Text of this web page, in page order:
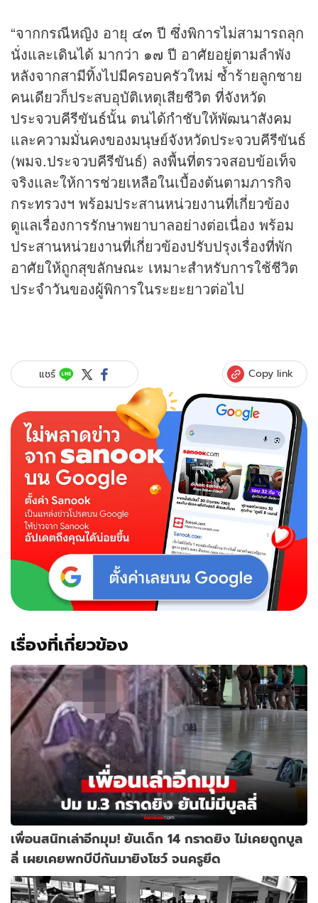
“จากกรณีหญิง อายุ ๔๓ ปี ซึ่งพิการไม่สามารถลุก
นั่งและเดินได้ มากว่า ๑๗ ปี อาศัยอยู่ตามลำพัง
หลังจากสามีทิ้งไปมีครอบครัวใหม่ ซ้ำร้ายลูกชาย
คนเดียวก็ประสบอุบัติเหตุเสียชีวิต ที่จังหวัด
ประจวบคีรีขันธ์นั้น ตนได้กำชับให้พัฒนาสังคม
และความมั่นคงของมนุษย์จังหวัดประจวบคีรีขันธ์
(พมจ.ประจวบคีรีขันธ์) ลงพื้นที่ตรวจสอบข้อเท็จ
จริงและให้การช่วยเหลือในเบื้องต้นตามภารกิจ
กระทรวงฯ พร้อมประสานหน่วยงานที่เกี่ยวข้อง
ดูแลเรื่องการรักษาพยาบาลอย่างต่อเนื่อง พร้อม
ประสานหน่วยงานที่เกี่ยวข้องปรับปรุงเรื่องที่พัก
อาศัยให้ถูกสุขลักษณะ เหมาะสำหรับการใช้ชีวิต
ประจำวันของผู้พิการในระยะยาวต่อไป
แชร์ Copy link
เรื่องที่เกี่ยวข้อง
เพื่อนสนิทเล่าอีกมุม! ยันเด็ก 14 กราดยิง ไม่เคยถูกบูล
ลี่ เผยเคยพกบีบีกันมายิงโชว์ จนครูยึด